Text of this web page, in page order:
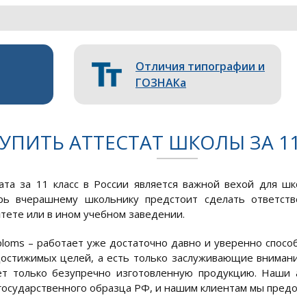
Отличия типографии и
ГОЗНАКа
АТТЕСТАТ ШКОЛЫ ЗА
за 11 класс в России является важной вехой для
вчерашнему школьнику предстоит сделать
или в ином учебном заведении.
– работает уже достаточно давно и уверенно
целей, а есть только заслуживающие
только безупречно изготовленную продукцию. Наши
образца РФ, и нашим клиентам мы